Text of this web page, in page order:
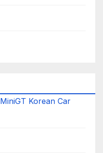
MiniGT Korean Car